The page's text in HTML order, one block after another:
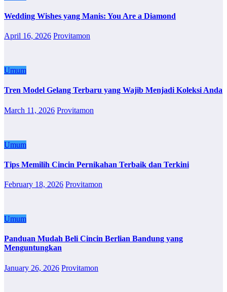
Wedding Wishes yang Manis: You Are a Diamond
April 16, 2026 Provitamon
Umum
Tren Model Gelang Terbaru yang Wajib Menjadi Koleksi Anda
March 11, 2026 Provitamon
Umum
Tips Memilih Cincin Pernikahan Terbaik dan Terkini
February 18, 2026 Provitamon
Umum
Panduan Mudah Beli Cincin Berlian Bandung yang
Menguntungkan
January 26, 2026 Provitamon